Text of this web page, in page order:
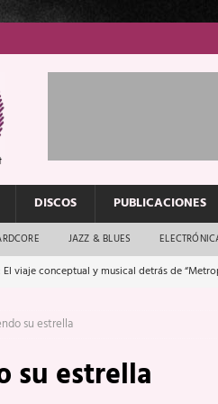
DISCOS PUBLICACIONES
JAZZ & BLUES
El viaje conceptual y musical detrás de
El rock urbano sigue en buenas manos
que van a escucharte te saludan
su estrella
su estrella